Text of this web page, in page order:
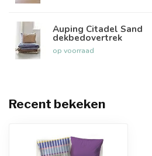
Auping Citadel Sand
dekbedovertrek
op voorraad
Recent bekeken